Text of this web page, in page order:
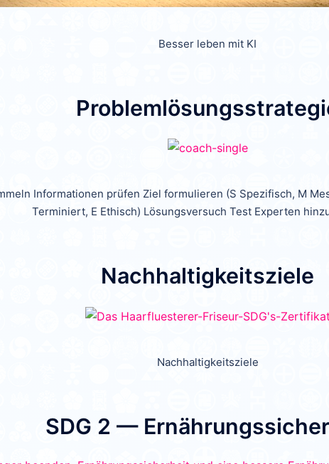
Besser leben mit KI
Informationen prüfen Ziel formulieren (S Spezifisch, M
Terminiert, E Ethisch) Lösungsversuch Test Experten
Nachhaltigkeitsziele
Nachhaltigkeitsziele
SDG 2 —